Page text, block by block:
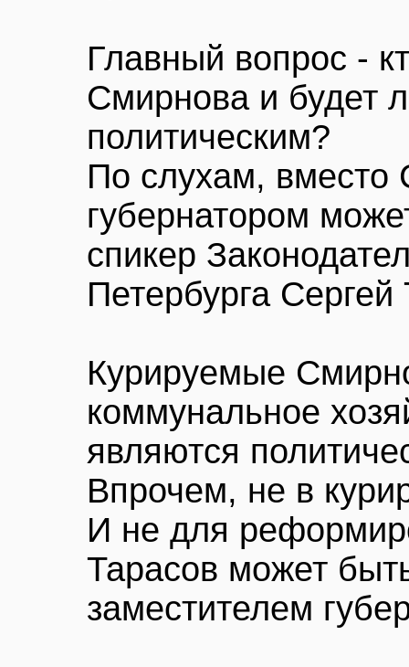
Главный вопрос -
Смирнова и будет
политическим?
По слухам, вместо
губернатором
спикер
Петербурга Сергей
Курируемые
коммунальное
являются
Впрочем, не в
И не для
Тарасов может
заместителем